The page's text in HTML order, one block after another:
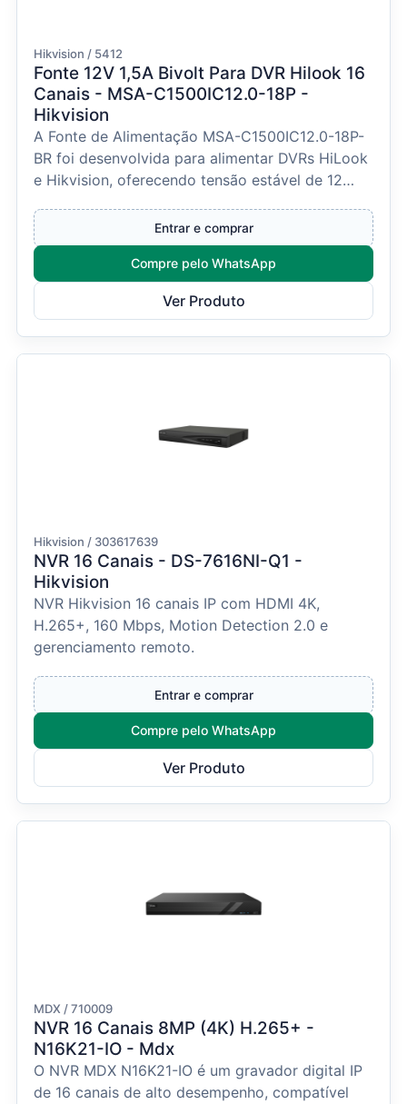
Hikvision / 5412
Fonte 12V 1,5A Bivolt Para DVR Hilook 16
Canais - MSA-C1500IC12.0-18P -
Hikvision
A Fonte de Alimentação MSA-C1500IC12.0-18P-
BR foi desenvolvida para alimentar DVRs HiLook
e Hikvision, oferecendo tensão estável de 12
Entrar e comprar
Compre pelo WhatsApp
Ver Produto
Hikvision / 303617639
NVR 16 Canais - DS-7616NI-Q1 -
Hikvision
NVR Hikvision 16 canais IP com HDMI 4K,
H.265+, 160 Mbps, Motion Detection 2.0 e
gerenciamento remoto.
Entrar e comprar
Compre pelo WhatsApp
Ver Produto
MDX / 710009
NVR 16 Canais 8MP (4K) H.265+ -
N16K21-IO - Mdx
O NVR MDX N16K21-IO é um gravador digital IP
de 16 canais de alto desempenho, compatível